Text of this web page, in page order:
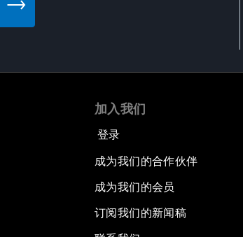
加入我们
登录
成为我们的合作伙伴
成为我们的会员
订阅我们的新闻稿